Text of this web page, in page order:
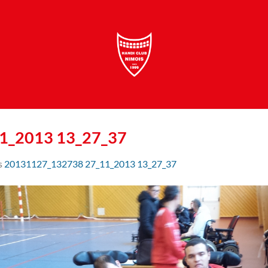
13_27_37
20131127_132738 27_11_2013 13_27_37